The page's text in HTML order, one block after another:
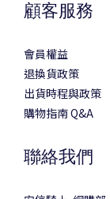
顧客服務
會員權益
退換貨政策
出貨時程與政策
購物指南 Q&A
聯絡我們